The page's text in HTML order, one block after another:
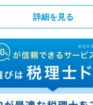
詳細を見る